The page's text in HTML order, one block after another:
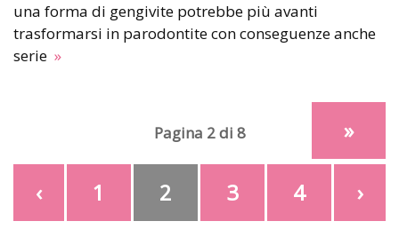
una forma di gengivite potrebbe più avanti
trasformarsi in parodontite con conseguenze anche
serie »
Pagina 2 di 8
‹ 1 2 3 4 ›
»